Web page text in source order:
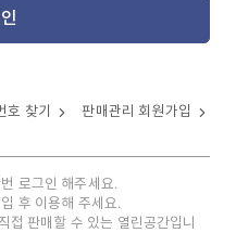
호 찾기 판매관리 회원가입
로그인 해주세요.
후 이용해 주세요.
접 판매할 수 있는 열린공간입니